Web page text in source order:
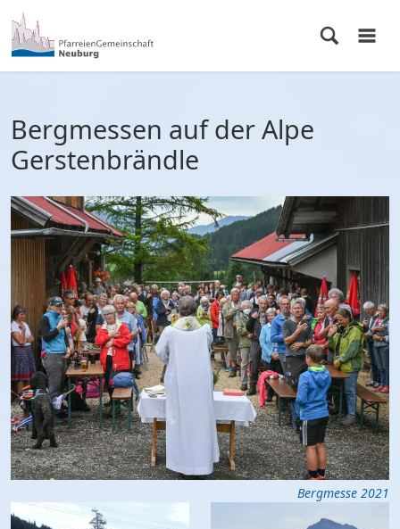
Bergmessen auf der Alpe
Gerstenbrändle
Bergmesse 2021